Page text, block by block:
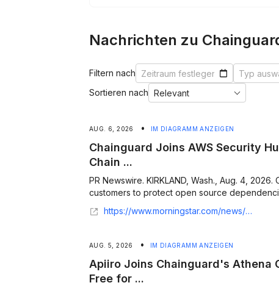
Nachrichten zu
Filtern nach
Sortieren nach
AUG. 6, 2026 • IM DIAGRAMM ANZEIGEN
Chainguard Joins AWS Security
Chain ...
PR Newswire. KIRKLAND, Wash., Aug. 4,
customers to protect open source
https://www.morningstar.com/news/pr-newswire/20260804ne18418/chainguard-joins-aws-security-hub-extended-as-supply-chain-partner
AUG. 5, 2026 • IM DIAGRAMM ANZEIGEN
Apiiro Joins Chainguard's Athena
Free for ...